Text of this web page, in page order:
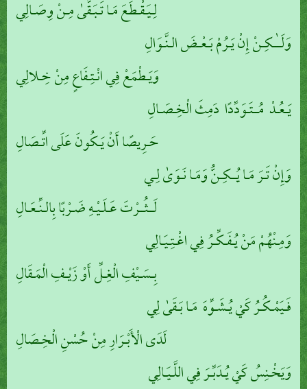
لِـيَـقْـطَعَ مَـا تَـبَـقَّىٰ مِـنْ وِصَـالِي
وَلَــٰـكِـنْ إِنْ يَـرُمْ بَـعْـضَ الـنَّـوَالِ
وَيَـطْمَعْ فِي انْـتِـفَاعٍ مِنْ خِـلالِي
يَـعُـدْ مُــتَـوَدِّدًا دَمِثَ الْخِـصَـالِ
حَـرِيصًا أَنْ يَـكُونَ عَلَى اتِّـصَالِ
وَإِنْ تَـرَ مَـا يُــكِـنُّ وَمَـا نَـوَىٰ لِـي
لَــثُــرْتَ عَـلَـيْـهِ ضَـرْبًا بِالـنِّـعَـالِ
وَمِـنْهُمْ مَنْ يُـفَـكِّـرُ فِي اغْـتِـيَـالِي
بِـسَـيْفِ الْغِـلِّ أَوْ زَيْـفِ الْمَـقَالِ
فَـيَمْـكُـرُ كَيْ يُـشَـوِّهَ مَـا بَـقَىٰ لِي
لَدَى الْأَبْـرَارِ مِنْ حُسْنِ الْخِـصَالِ
وَيَخْـنِسُ كَيْ يُـدَبِّـرَ فِي اللَّـيَـالِي